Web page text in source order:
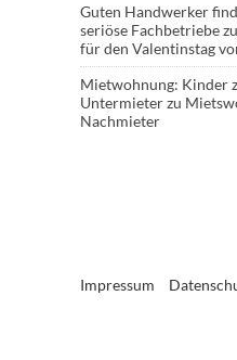
Guten Handwerker
seriöse Fachbetriebezu
für den Valentinstag
Mietwohnung: Kinder
Untermieterzu
Nachmieter
Impressum